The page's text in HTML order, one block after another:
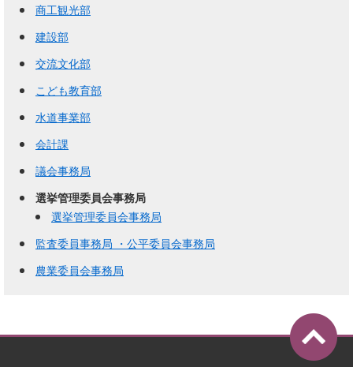
商工観光部
建設部
交流文化部
こども教育部
水道事業部
会計課
議会事務局
選挙管理委員会事務局
選挙管理委員会事務局
監査委員事務局 ・公平委員会事務局
農業委員会事務局